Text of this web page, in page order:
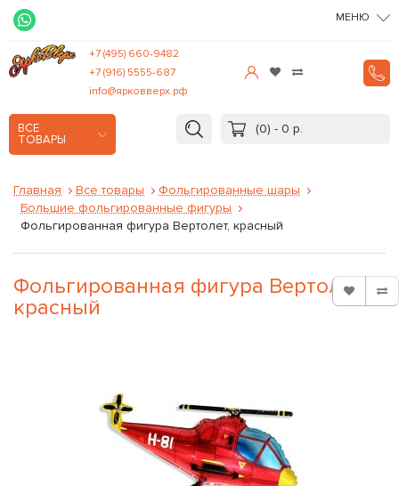
МЕНЮ
+7 (495) 660-9482
+7 (916) 5555-687
info@ярковверх.рф
ВСЕ
ТОВАРЫ
(0) - 0 р.
Главная Все товары
Фольгированные шары
Большие фольгированные фигуры
Фольгированная фигура Вертолет, красный
Фольгированная фигура Вертолет,
красный